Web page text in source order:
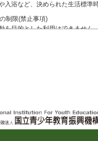
入浴など、決められた生活標
制限(禁止事項)
を目的とした利用はできません
政党を支持、またはこれに反対
宗教を支持、またはこれに反対
勧誘活動を行ったり、自らの団体
に際しては、本約款や定められ